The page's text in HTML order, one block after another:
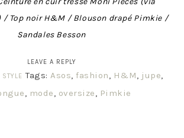
/ Top noir H&M / Blouson drapéPimkie /
Sandales Besson
LEAVE A REPLY
STYLE Tags:Asos,fashion, H&M, jupe,
, mode, oversize, Pimkie